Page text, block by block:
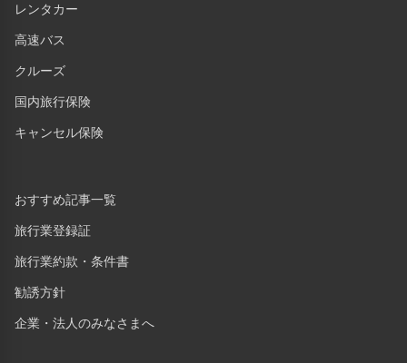
レンタカー
高速バス
クルーズ
国内旅行保険
キャンセル保険
おすすめ記事一覧
旅行業登録証
旅行業約款・条件書
勧誘方針
企業・法人のみなさまへ